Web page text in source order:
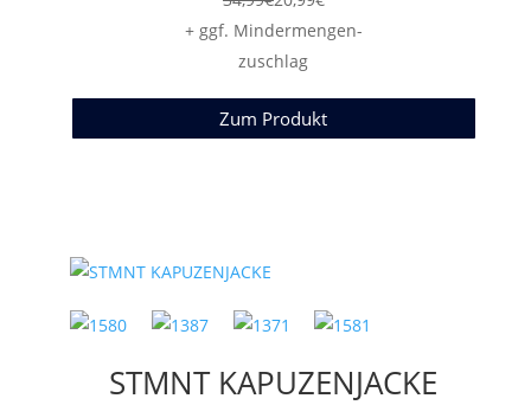
+ ggf. Mindermengen-
zuschlag
Zum Produkt
STMNT KAPUZENJACKE